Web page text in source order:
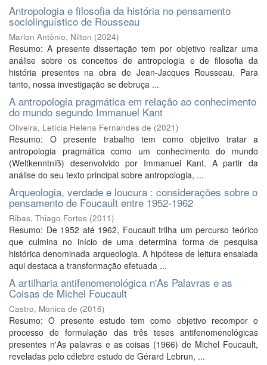
Antropologia e filosofia da história no pensamento
sociolinguístico de Rousseau
Marlon Antônio, Nilton (2024)
Resumo: A presente dissertação tem por objetivo realizar uma
análise sobre os conceitos de antropologia e de filosofia da
história presentes na obra de Jean-Jacques Rousseau. Para
tanto, nossa investigação se debruça ...
A antropologia pragmática em relação ao conhecimento
do mundo segundo Immanuel Kant
Oliveira, Letícia Helena Fernandes de (2021)
Resumo: O presente trabalho tem como objetivo tratar a
antropologia pragmática como um conhecimento do mundo
(Weltkenntniß) desenvolvido por Immanuel Kant. A partir da
análise do seu texto principal sobre antropologia, ...
Arqueologia, verdade e loucura : considerações sobre o
pensamento de Foucault entre 1952-1962
Ribas, Thiago Fortes (2011)
Resumo: De 1952 até 1962, Foucault trilha um percurso teórico
que culmina no início de uma determina forma de pesquisa
histórica denominada arqueologia. A hipótese de leitura ensaiada
aqui destaca a transformação efetuada ...
A artilharia antifenomenológica n'As Palavras e as
Coisas de Michel Foucault
Castro, Monica de (2016)
Resumo: O presente estudo tem como objetivo recompor o
processo de formulação das três teses antifenomenológicas
presentes n'As palavras e as coisas (1966) de Michel Foucault,
reveladas pelo célebre estudo de Gérard Lebrun, ...